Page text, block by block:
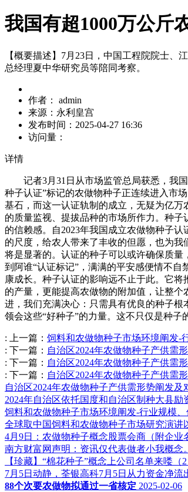
我国有超1000万公斤
【概要描述】 7月23日，中国工程院院士、
总经理夏中华研究员等陪同考察。
作者：
admin
来源： 永利皇宫
发布时间： 2025-04-27 16:36
访问量：
详情
记者3月31日从市场监管总局获悉，我国
种子认证”标记的农做物种子正连续进入市
基石，而这一认证轨制的成立，无疑为亿
的质量监视、提拔品种的市场所作力。种
的信赖感。自2023年我国成立农做物种子
的尺度，给农人带来了丰收的但愿，也为
将是显著的。认证的种子可以或许确保质
到阿谁“认证标记”，满满的平安感便情不
康成长。种子认证的影响远不止于此。它
的产量，更能提高农做物的附加值，让整
进，我们充满决心：只需具有优良的种子
领会这些“好种子”的力量。这不只仅是种子
: 上一篇： 饲料和农做物种子市场环境阐发-
: 下一篇： 自治区2024年农做物种子产供需
: 下一篇： 自治区2024年农做物种子产供需
: 下一篇： 自治区2024年农做物种子产供需
自治区2024年农做物种子产供需形势阐发及
2024年自治区依托国度和自治区制种大县
饲料和农做物种子市场环境阐发-行业规模
全球取中国饲料和农做物种子市场研究演
4月9日：农做物种子概念股票会商（附企业
南方财富网声明：资讯仅代表做者小我概
【珍藏】“棉花种子”概念上公司名单来喽（2
7月5日动静，荃银高科7月5日从力资金净
88个次要农做物拟通过一省核定 2025-02-06